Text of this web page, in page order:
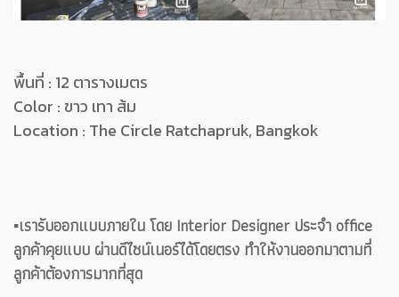
พื้นที่ : 12 ตารางเมตร
Color : ขาว เทา ส้ม
Location : The Circle Ratchapruk, Bangkok
▪️เรารับออกแบบภายใน โดย Interior Designer ประจำ office
ลูกค้าคุยแบบ ผ่านดีไซน์เนอร์ได้โดยตรง ทำให้งานออกมาตามที่
ลูกค้าต้องการมากที่สุด